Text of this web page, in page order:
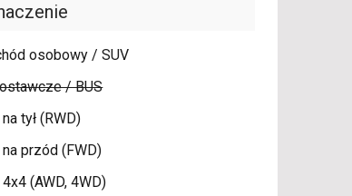
osobowy / SUV
/ BUS
tył (RWD)
na przód (FWD)
4x4 (AWD, 4WD)